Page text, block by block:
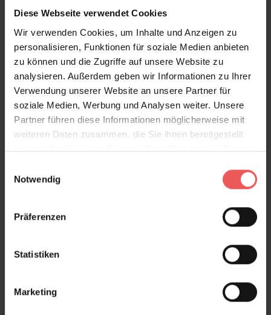
Diese Webseite verwendet Cookies
Wir verwenden Cookies, um Inhalte und Anzeigen zu
personalisieren, Funktionen für soziale Medien anbieten
zu können und die Zugriffe auf unsere Website zu
analysieren. Außerdem geben wir Informationen zu Ihrer
Verwendung unserer Website an unsere Partner für
soziale Medien, Werbung und Analysen weiter. Unsere
Partner führen diese Informationen möglicherweise mit
weiteren Daten zusammen, die Sie ihnen bereitgestellt
haben oder die sie im Rahmen Ihrer Nutzung der Dienste
Notwendig
Präferenzen
Statistiken
Marketing
Tapete, sondern setzen Sie eine Wand oder Teile
davon ganz gezielt in Szene. So können Sie auch die
Einrichtungsgegenstände wie Kommoden und
Polstermöbel in den dunklen Farbtönen der floralen
Vliestapete aufstellen, ohne dass der gesamte Raum
zu dunkel wirkt. Aber natürlich schaffen auch
kontrastierende helle Möbel und Polster eine
kommunikative Stimmung zwischen den Wänden und
Ihrem Wohnraum.